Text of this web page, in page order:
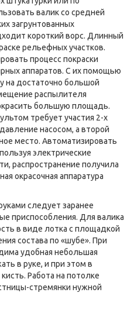
валик со средней
загрунтованных
короткий ворс. Длинный
рельефных участков.
процесс покраски
аппаратов. С их помощью
на достаточно большой
распылителя
большую площадь.
требует участия 2-х
насосом, а второй
место. Автоматизировать
электрические
распространение получила
окрасочная аппаратура
следует заранее
приспособления. Для валика
в виде лотка с площадкой
состава по «шубе». При
удобная небольшая
в руке, и при этом в
Работа на потолке
стремянки нужной